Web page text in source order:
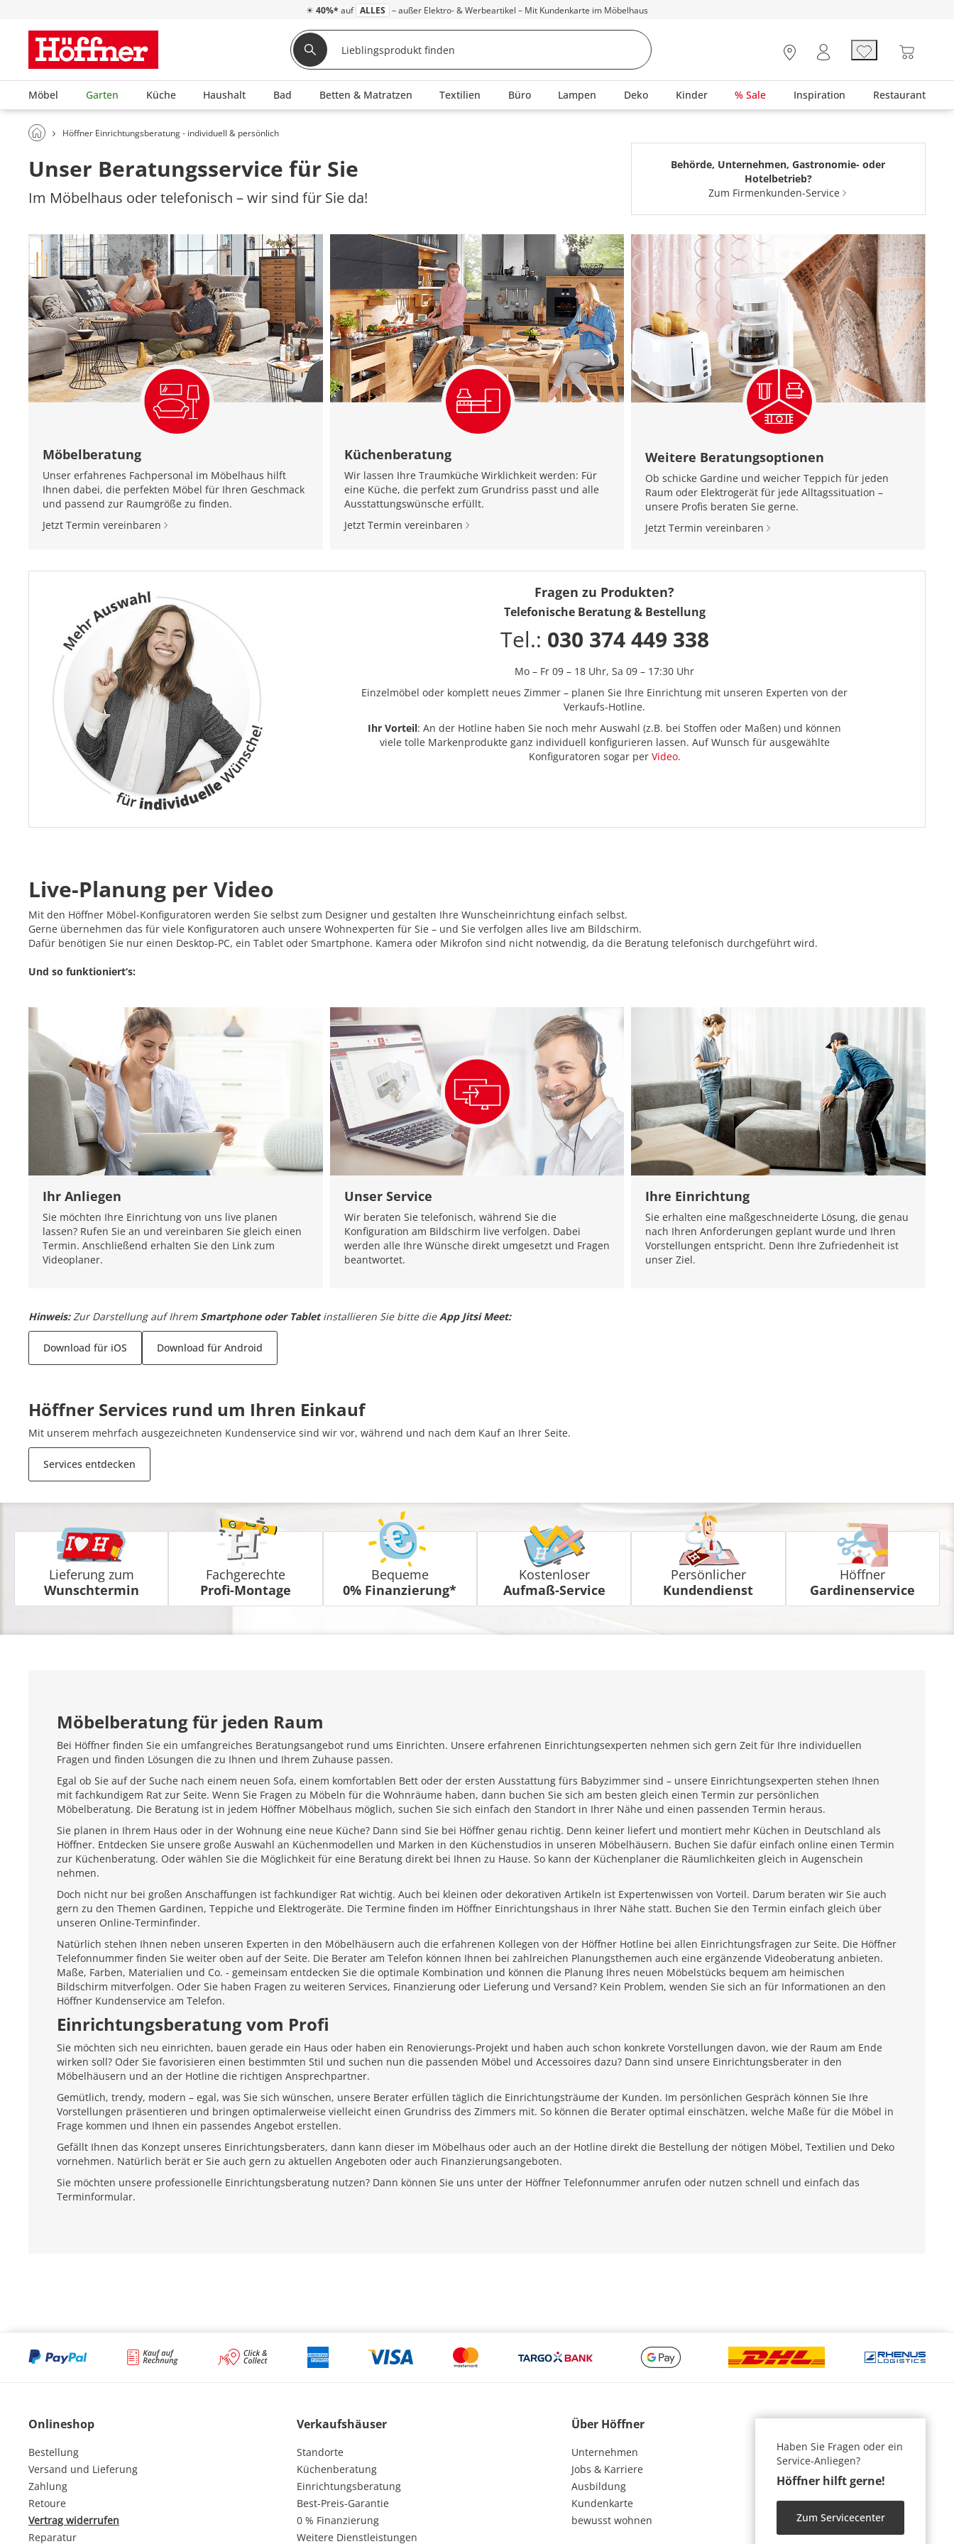
☀ 40%* auf ALLES – außer Elektro- & Werbeartikel – Mit Kundenkarte im Möbelhaus
Möbel Garten Küche Haushalt Bad Betten & Matratzen Textilien Büro Lampen Deko Kinder % Sale Inspiration Restaurant
Höffner Einrichtungsberatung - individuell & persönlich
Unser Beratungsservice für Sie
Im Möbelhaus oder telefonisch – wir sind für Sie da!
Behörde, Unternehmen, Gastronomie- oder
Hotelbetrieb?
Zum Firmenkunden-Service
Möbelberatung
Unser erfahrenes Fachpersonal im Möbelhaus hilft
Ihnen dabei, die perfekten Möbel für Ihren Geschmack
und passend zur Raumgröße zu finden.
Jetzt Termin vereinbaren
Küchenberatung
Wir lassen Ihre Traumküche Wirklichkeit werden: Für
eine Küche, die perfekt zum Grundriss passt und alle
Ausstattungswünsche erfüllt.
Jetzt Termin vereinbaren
Weitere Beratungsoptionen
Ob schicke Gardine und weicher Teppich für jeden
Raum oder Elektrogerät für jede Alltagssituation –
unsere Profis beraten Sie gerne.
Jetzt Termin vereinbaren
Fragen zu Produkten?
Telefonische Beratung & Bestellung
Tel.: 030 374 449 338
Mo – Fr 09 – 18 Uhr,Sa 09 – 17:30 Uhr
Einzelmöbel oder komplett neues Zimmer – planen Sie Ihre Einrichtung mit unseren Experten von der
Verkaufs-Hotline.
Ihr Vorteil: An der Hotline haben Sie noch mehr Auswahl (z.B. bei Stoffen oder Maßen) und können
viele tolle Markenprodukte ganz individuell konfigurieren lassen. Auf Wunsch für ausgewählte
Konfiguratoren sogar per Video.
Live-Planung per Video
Mit den Höffner Möbel-Konfiguratoren werden Sie selbst zum Designer und gestalten Ihre Wunscheinrichtung einfach selbst.
Gerne übernehmen das für viele Konfiguratoren auch unsere Wohnexperten für Sie – und Sie verfolgen alles live am Bildschirm.
Dafür benötigen Sie nur einen Desktop-PC, ein Tablet oder Smartphone. Kamera oder Mikrofon sind nicht notwendig, da die Beratung telefonisch durchgeführt wird.
Und so funktioniert‘s:
Ihr Anliegen
Sie möchten Ihre Einrichtung von uns live planen
lassen? Rufen Sie an und vereinbaren Sie gleich einen
Termin. Anschließend erhalten Sie den Link zum
Videoplaner.
Unser Service
Wir beraten Sie telefonisch, während Sie die
Konfiguration am Bildschirm live verfolgen. Dabei
werden alle Ihre Wünsche direkt umgesetzt und Fragen
beantwortet.
Ihre Einrichtung
Sie erhalten eine maßgeschneiderte Lösung, die genau
nach Ihren Anforderungen geplant wurde und Ihren
Vorstellungen entspricht. Denn Ihre Zufriedenheit ist
unser Ziel.
Hinweis: Zur Darstellung auf Ihrem Smartphone oder Tabletinstallieren Sie bitte dieApp Jitsi Meet:
Download für iOS Download für Android
Höffner Services rund um Ihren Einkauf
Mit unserem mehrfach ausgezeichneten Kundenservice sind wir vor, während und nach dem Kauf an Ihrer Seite.
Services entdecken
Lieferung zum
Wunschtermin
Fachgerechte
Profi-Montage
Bequeme
0% Finanzierung*
Kostenloser
Aufmaß-Service
Persönlicher
Kundendienst
Höffner
Gardinenservice
Möbelberatung für jeden Raum
Bei Höffner finden Sie ein umfangreiches Beratungsangebot rund ums Einrichten. Unsere erfahrenen Einrichtungsexperten nehmen sich gern Zeit für Ihre individuellen
Fragen und finden Lösungen die zu Ihnen und Ihrem Zuhause passen.
Egal ob Sie auf der Suche nach einem neuen Sofa, einem komfortablen Bett oder der ersten Ausstattung fürs Babyzimmer sind – unsere Einrichtungsexperten stehen Ihnen
mit fachkundigem Rat zur Seite. Wenn Sie Fragen zu Möbeln für die Wohnräume haben, dann buchen Sie sich am besten gleich einen Termin zur persönlichen
Möbelberatung. Die Beratung ist in jedem Höffner Möbelhaus möglich, suchen Sie sich einfach den Standort in Ihrer Nähe und einen passenden Termin heraus.
Sie planen in Ihrem Haus oder in der Wohnung eine neue Küche? Dann sind Sie bei Höffner genau richtig. Denn keiner liefert und montiert mehr Küchen in Deutschland als
Höffner. Entdecken Sie unsere große Auswahl an Küchenmodellen und Marken in den Küchenstudios in unseren Möbelhäusern. Buchen Sie dafür einfach online einen Termin
zur Küchenberatung. Oder wählen Sie die Möglichkeit für eine Beratung direkt bei Ihnen zu Hause. So kann der Küchenplaner die Räumlichkeiten gleich in Augenschein
nehmen.
Doch nicht nur bei großen Anschaffungen ist fachkundiger Rat wichtig. Auch bei kleinen oder dekorativen Artikeln ist Expertenwissen von Vorteil. Darum beraten wir Sie auch
gern zu den Themen Gardinen, Teppiche und Elektrogeräte. Die Termine finden im Höffner Einrichtungshaus in Ihrer Nähe statt. Buchen Sie den Termin einfach gleich über
unseren Online-Terminfinder.
Natürlich stehen Ihnen neben unseren Experten in den Möbelhäusern auch die erfahrenen Kollegen von der Höffner Hotline bei allen Einrichtungsfragen zur Seite. Die Höffner
Telefonnummer finden Sie weiter oben auf der Seite. Die Berater am Telefon können Ihnen bei zahlreichen Planungsthemen auch eine ergänzende Videoberatung anbieten.
Maße, Farben, Materialien und Co. - gemeinsam entdecken Sie die optimale Kombination und können die Planung Ihres neuen Möbelstücks bequem am heimischen
Bildschirm mitverfolgen. Oder Sie haben Fragen zu weiteren Services, Finanzierung oder Lieferung und Versand? Kein Problem, wenden Sie sich an für Informationen an den
Höffner Kundenservice am Telefon.
Einrichtungsberatung vom Profi
Sie möchten sich neu einrichten, bauen gerade ein Haus oder haben ein Renovierungs-Projekt und haben auch schon konkrete Vorstellungen davon, wie der Raum am Ende
wirken soll? Oder Sie favorisieren einen bestimmten Stil und suchen nun die passenden Möbel und Accessoires dazu? Dann sind unsere Einrichtungsberater in den
Möbelhäusern und an der Hotline die richtigen Ansprechpartner.
Gemütlich, trendy, modern – egal, was Sie sich wünschen, unsere Berater erfüllen täglich die Einrichtungsträume der Kunden. Im persönlichen Gespräch können Sie Ihre
Vorstellungen präsentieren und bringen optimalerweise vielleicht einen Grundriss des Zimmers mit. So können die Berater optimal einschätzen, welche Maße für die Möbel in
Frage kommen und Ihnen ein passendes Angebot erstellen.
Gefällt Ihnen das Konzept unseres Einrichtungsberaters, dann kann dieser im Möbelhaus oder auch an der Hotline direkt die Bestellung der nötigen Möbel, Textilien und Deko
vornehmen. Natürlich berät er Sie auch gern zu aktuellen Angeboten oder auch Finanzierungsangeboten.
Sie möchten unsere professionelle Einrichtungsberatung nutzen? Dann können Sie uns unter der Höffner Telefonnummer anrufen oder nutzen schnell und einfach das
Terminformular.
Onlineshop
Bestellung
Versand und Lieferung
Zahlung
Retoure
Vertrag widerrufen
Reparatur
Verkaufshäuser
Standorte
Küchenberatung
Einrichtungsberatung
Best-Preis-Garantie
0 % Finanzierung
Weitere Dienstleistungen
Über Höffner
Unternehmen
Jobs & Karriere
Ausbildung
Kundenkarte
bewusst wohnen
Haben Sie Fragen oder ein
Service-Anliegen?
Höffner hilft gerne!
Zum Servicecenter